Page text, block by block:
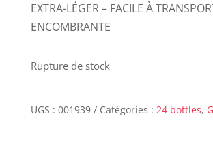
EXTRA-LÉGER – FACILE À
ENCOMBRANTE
Rupture de stock
UGS : 001939 Catégories : 24 bottles,